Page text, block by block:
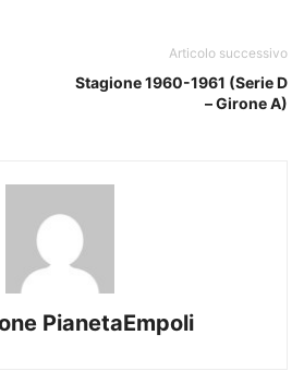
Articolo successivo
Stagione 1960-1961 (Serie D
– Girone A)
PianetaEmpoli